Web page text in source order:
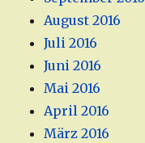
August 2016
Juli 2016
Juni 2016
Mai 2016
April 2016
März 2016